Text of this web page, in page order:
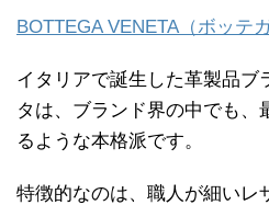
BOTTEGA VENETA（ボッテ
イタリアで誕生した革製品ブ
タは、ブランド界の中でも、
るような本格派です。
特徴的なのは、職人が細いレ